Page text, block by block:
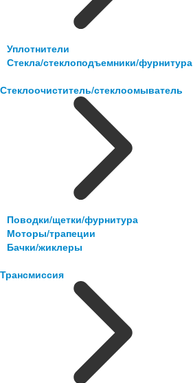
Уплотнители
Стекла/стеклоподъемники/фурнитура
Стеклоочиститель/стеклоомыватель
Поводки/щетки/фурнитура
Моторы/трапеции
Бачки/жиклеры
Трансмиссия